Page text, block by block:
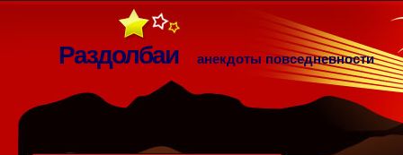
Раздолбаи анекдоты повседневности